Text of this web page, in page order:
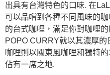
出具有台灣特色的口味. 在
可以品嚐到各種不同風味的
的台式咖哩，滿足你對咖哩
POPO CURRY就以其濃厚
咖哩則以關東風咖哩和獨特
佔有一席之地.